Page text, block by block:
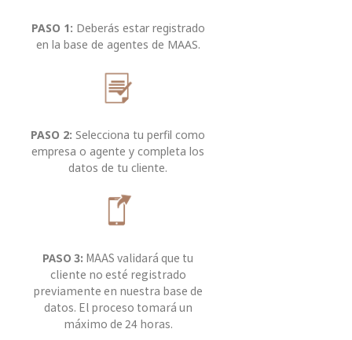
PASO 1: Deberás estar registrado
en la base de agentes de MAAS.
PASO 2: Selecciona tu perfil como
empresa o agente y completa los
datos de tu cliente.
PASO 3: MAAS validará que tu
cliente no esté registrado
previamente en nuestra base de
datos. El proceso tomará un
máximo de 24 horas.